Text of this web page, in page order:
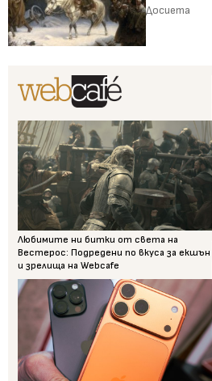
Досиета
Любимите ни битки от света на
Вестерос: Подредени по вкуса за екшън
и зрелища на Webcafe